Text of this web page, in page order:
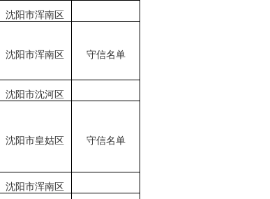
沈阳市浑南区
沈阳市浑南区 守信名单
沈阳市沈河区
沈阳市皇姑区 守信名单
沈阳市浑南区